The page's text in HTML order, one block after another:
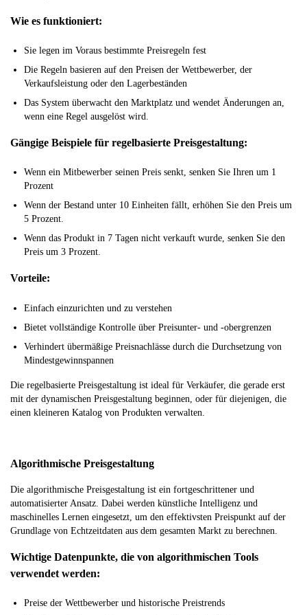
Wie es funktioniert:
Sie legen im Voraus bestimmte Preisregeln fest
Die Regeln basieren auf den Preisen der Wettbewerber, der
Verkaufsleistung oder den Lagerbeständen
Das System überwacht den Marktplatz und wendet Änderungen an,
wenn eine Regel ausgelöst wird.
Gängige Beispiele für regelbasierte Preisgestaltung:
Wenn ein Mitbewerber seinen Preis senkt, senken Sie Ihren um 1
Prozent
Wenn der Bestand unter 10 Einheiten fällt, erhöhen Sie den Preis um
5 Prozent.
Wenn das Produkt in 7 Tagen nicht verkauft wurde, senken Sie den
Preis um 3 Prozent.
Vorteile:
Einfach einzurichten und zu verstehen
Bietet vollständige Kontrolle über Preisunter- und -obergrenzen
Verhindert übermäßige Preisnachlässe durch die Durchsetzung von
Mindestgewinnspannen
Die regelbasierte Preisgestaltung ist ideal für Verkäufer, die gerade erst
mit der dynamischen Preisgestaltung beginnen, oder für diejenigen, die
einen kleineren Katalog von Produkten verwalten.
Algorithmische Preisgestaltung
Die algorithmische Preisgestaltung ist ein fortgeschrittener und
automatisierter Ansatz. Dabei werden künstliche Intelligenz und
maschinelles Lernen eingesetzt, um den effektivsten Preispunkt auf der
Grundlage von Echtzeitdaten aus dem gesamten Markt zu berechnen.
Wichtige Datenpunkte, die von algorithmischen Tools
verwendet werden:
Preise der Wettbewerber und historische Preistrends